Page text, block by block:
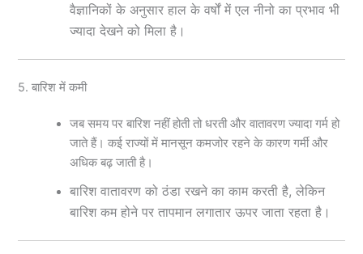
वैज्ञानिकों के अनुसार हाल के वर्षों में एल नीनो का प्रभाव भी
ज्यादा देखने को मिला है।
5. बारिश में कमी
जब समय पर बारिश नहीं होती तो धरती और वातावरण ज्यादा गर्म हो
जाते हैं। कई राज्यों में मानसून कमजोर रहने के कारण गर्मी और
अधिक बढ़ जाती है।
बारिश वातावरण को ठंडा रखने का काम करती है, लेकिन
बारिश कम होने पर तापमान लगातार ऊपर जाता रहता है।